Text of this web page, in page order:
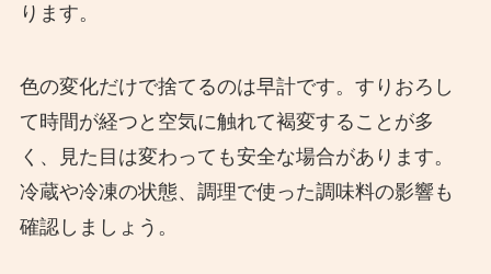
ります。
色の変化だけで捨てるのは早計です。すりおろし
て時間が経つと空気に触れて褐変することが多
く、見た目は変わっても安全な場合があります。
冷蔵や冷凍の状態、調理で使った調味料の影響も
確認しましょう。